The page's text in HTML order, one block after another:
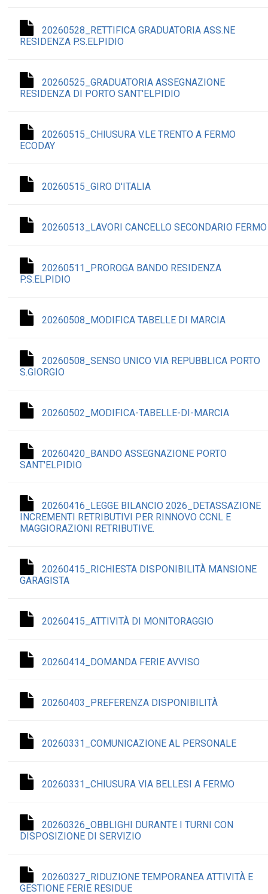
20260528_RETTIFICA GRADUATORIA ASS.NE
RESIDENZA P.S.ELPIDIO
20260525_GRADUATORIA ASSEGNAZIONE
RESIDENZA DI PORTO SANT'ELPIDIO
20260515_CHIUSURA V.LE TRENTO A FERMO
ECODAY
20260515_GIRO D'ITALIA
20260513_LAVORI CANCELLO SECONDARIO FERMO
20260511_PROROGA BANDO RESIDENZA
P.S.ELPIDIO
20260508_MODIFICA TABELLE DI MARCIA
20260508_SENSO UNICO VIA REPUBBLICA PORTO
S.GIORGIO
20260502_MODIFICA-TABELLE-DI-MARCIA
20260420_BANDO ASSEGNAZIONE PORTO
SANT'ELPIDIO
20260416_LEGGE BILANCIO 2026_DETASSAZIONE
INCREMENTI RETRIBUTIVI PER RINNOVO CCNL E
MAGGIORAZIONI RETRIBUTIVE.
20260415_RICHIESTA DISPONIBILITÀ MANSIONE
GARAGISTA
20260415_ATTIVITÀ DI MONITORAGGIO
20260414_DOMANDA FERIE AVVISO
20260403_PREFERENZA DISPONIBILITÀ
20260331_COMUNICAZIONE AL PERSONALE
20260331_CHIUSURA VIA BELLESI A FERMO
20260326_OBBLIGHI DURANTE I TURNI CON
DISPOSIZIONE DI SERVIZIO
20260327_RIDUZIONE TEMPORANEA ATTIVITÀ E
GESTIONE FERIE RESIDUE